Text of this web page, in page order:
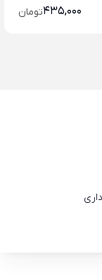
435,000تومان